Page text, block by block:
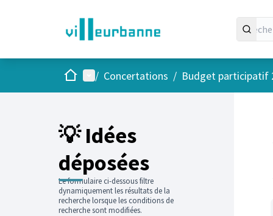
AccueilMenu principal
/ Concertations / Budget participatif
💡 Idées
déposées
Le formulaire ci-dessous filtre
dynamiquement les résultats de la
recherche lorsque les conditions de
recherche sont modifiées.